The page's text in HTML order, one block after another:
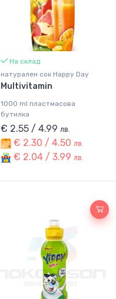
На склад
натурален сок Happy Day
Multivitamin
1000 ml пластмасова
бутилка
€ 2.55 / 4.99 лв.
€ 2.30 / 4.50 лв.
€ 2.04 / 3.99 лв.